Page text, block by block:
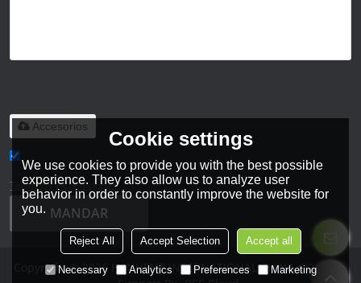
Accesorios
He leido y acepto los Términos y Condiciones de este servicio,
Términos y Condiciones
MANDAR
Copyright © 2026 HANHENT INTERNATIONAL CHINA CO., LTD.
Cookie settings
We use cookies to provide you with the best possible
experience. They also allow us to analyze user
behavior in order to constantly improve the website for
you.
Reject All Accept Selection Accept all
Necessary Analytics Preferences Marketing